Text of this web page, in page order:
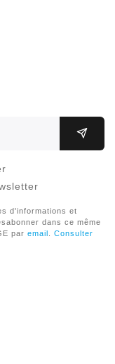
d'informations et
dans ce même
par email . Consulter